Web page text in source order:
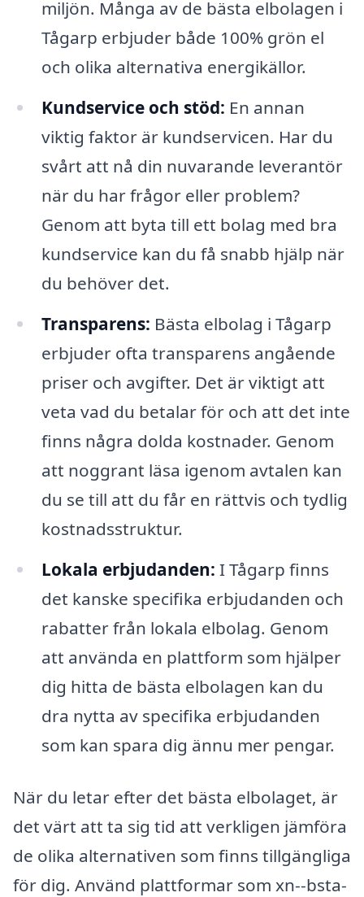
miljön. Många av de bästa elbolagen i
Tågarp erbjuder både 100% grön el
och olika alternativa energikällor.
Kundservice och stöd: En annan
viktig faktor är kundservicen. Har du
svårt att nå din nuvarande leverantör
när du har frågor eller problem?
Genom att byta till ett bolag med bra
kundservice kan du få snabb hjälp när
du behöver det.
Transparens: Bästa elbolag i Tågarp
erbjuder ofta transparens angående
priser och avgifter. Det är viktigt att
veta vad du betalar för och att det inte
finns några dolda kostnader. Genom
att noggrant läsa igenom avtalen kan
du se till att du får en rättvis och tydlig
kostnadsstruktur.
Lokala erbjudanden: I Tågarp finns
det kanske specifika erbjudanden och
rabatter från lokala elbolag. Genom
att använda en plattform som hjälper
dig hitta de bästa elbolagen kan du
dra nytta av specifika erbjudanden
som kan spara dig ännu mer pengar.
När du letar efter det bästa elbolaget, är
det värt att ta sig tid att verkligen jämföra
de olika alternativen som finns tillgängliga
för dig. Använd plattformar som xn--bsta-